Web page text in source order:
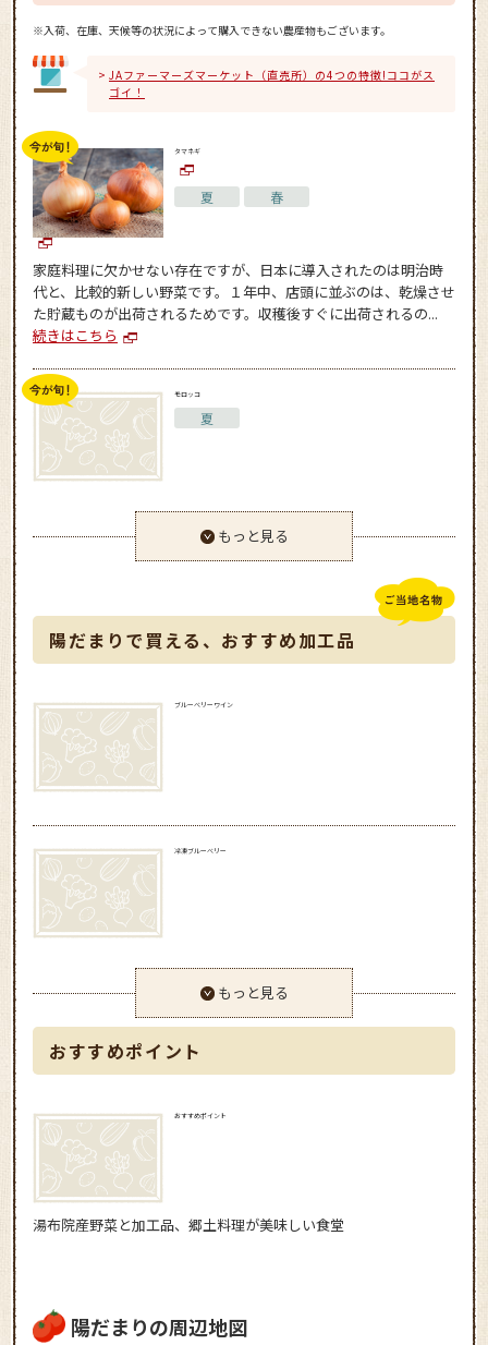
※入荷、在庫、天候等の状況によって購入できない農産物もございます。
JAファーマーズマーケット（直売所）の4つの特徴!ココがス
ゴイ！
タマネギ
夏 春
家庭料理に欠かせない存在ですが、日本に導入されたのは明治時
代と、比較的新しい野菜です。１年中、店頭に並ぶのは、乾燥させ
た貯蔵ものが出荷されるためです。収穫後すぐに出荷されるの...
続きはこちら
モロッコ
夏
もっと見る
陽だまりで買える、おすすめ加工品
ブルーベリーワイン
冷凍ブルーベリー
もっと見る
おすすめポイント
おすすめポイント
湯布院産野菜と加工品、郷土料理が美味しい食堂
陽だまりの周辺地図